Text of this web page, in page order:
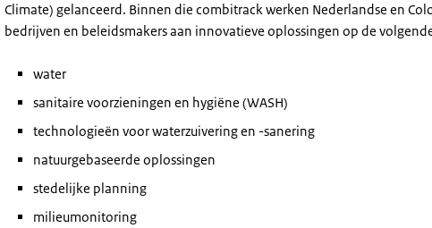
Climate) gelanceerd. Binnen die combitrack werken Nederlandse en
bedrijven en beleidsmakers aan innovatieve oplossingen op de
water
sanitaire voorzieningen en hygiëne (WASH)
technologieën voor waterzuivering en -sanering
natuurgebaseerde oplossingen
stedelijke planning
milieumonitoring